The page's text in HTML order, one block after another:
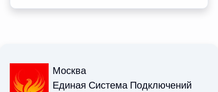
Москва
Единая Система Подключений